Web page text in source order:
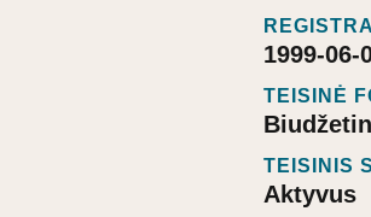
1999-06-
TEISINĖ
TEISINIS
Aktyvus